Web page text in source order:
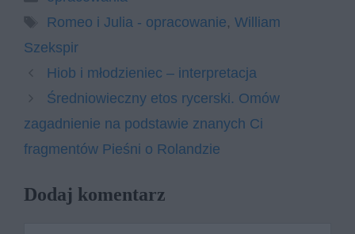
Tagi
Romeo i Julia - opracowanie, William
Szekspir
Hiob i młodzieniec – interpretacja
Średniowieczny etos rycerski. Omów
zagadnienie na podstawie znanych Ci
fragmentów Pieśni o Rolandzie
Dodaj komentarz